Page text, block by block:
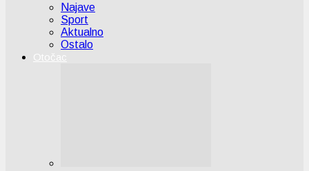
Najave
Sport
Aktualno
Ostalo
Otočac